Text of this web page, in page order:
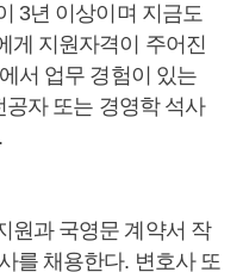
3년 이상이며 지금도
게 지원자격이 주어진
서 업무 경험이 있는
자 또는 경영학 석사
원과 국영문 계약서 작
를 채용한다. 변호사 또